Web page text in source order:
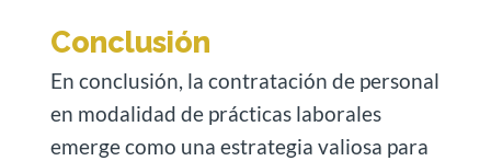
Conclusión
En conclusión, la contratación de personal
en modalidad de prácticas laborales
emerge como una estrategia valiosa para